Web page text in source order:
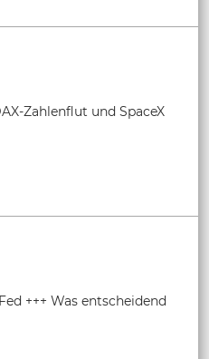
Zahlenflut und SpaceX
+++ Was entscheidend